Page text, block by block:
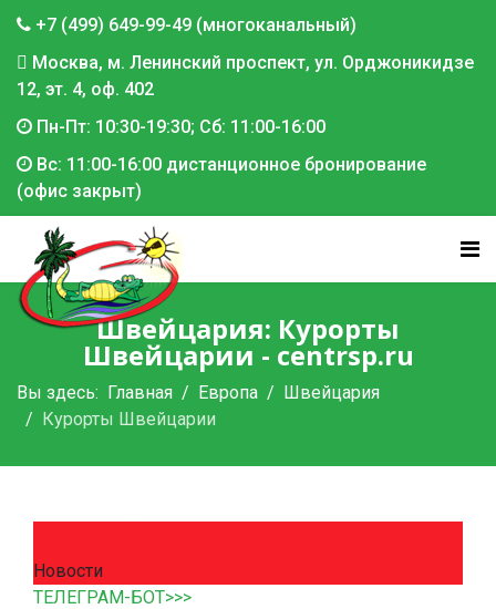
+7 (499) 649-99-49 (многоканальный)
Москва, м. Ленинский проспект, ул. Орджоникидзе
12, эт. 4, оф. 402
Пн-Пт: 10:30-19:30; Сб: 11:00-16:00
Вс: 11:00-16:00 дистанционное бронирование
(офис закрыт)
Швейцария: Курорты
Швейцарии - centrsp.ru
Вы здесь: Главная Европа
Швейцария
Курорты Швейцарии
Новости
ТЕЛЕГРАМ-БОТ>>>